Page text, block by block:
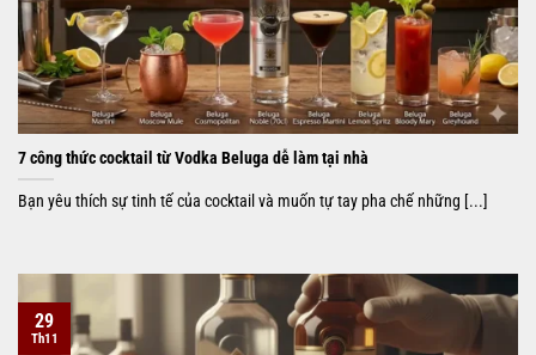
7 công thức cocktail từ Vodka Beluga dễ làm tại nhà
Bạn yêu thích sự tinh tế của cocktail và muốn tự tay pha chế những [...]
29
Th11